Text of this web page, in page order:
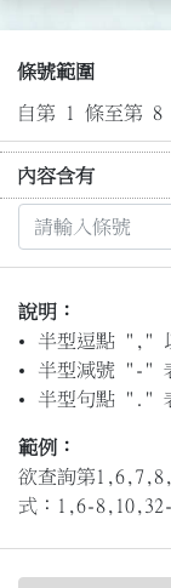
條號範圍
自第 1 條至第 8
內容含有
說明：
半型逗點 ","
半型減號 "-"
半型句點 "."
範例：
欲查詢第
式：1,6-